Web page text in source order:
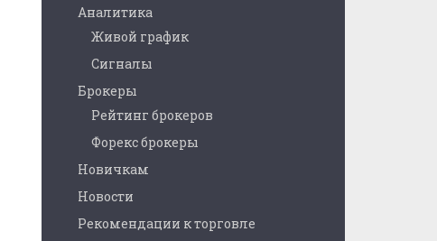
Аналитика
Живой график
Сигналы
Брокеры
Рейтинг брокеров
Форекс брокеры
Новичкам
Новости
Рекомендации к торговле